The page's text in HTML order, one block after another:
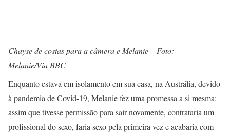
Chayse de costas para a câmera e Melanie – Foto:
Melanie/Via BBC
Enquanto estava em isolamento em sua casa, na Austrália, devido
à pandemia de Covid-19, Melanie fez uma promessa a si mesma:
assim que tivesse permissão para sair novamente, contrataria um
profissional do sexo, faria sexo pela primeira vez e acabaria com